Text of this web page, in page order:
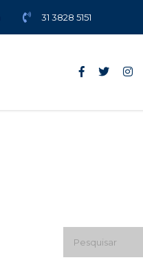
31 3828 5151